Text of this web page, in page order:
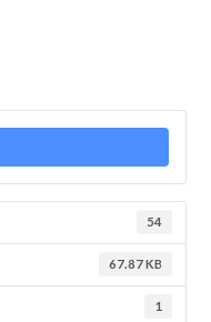
54
67.87 KB
1